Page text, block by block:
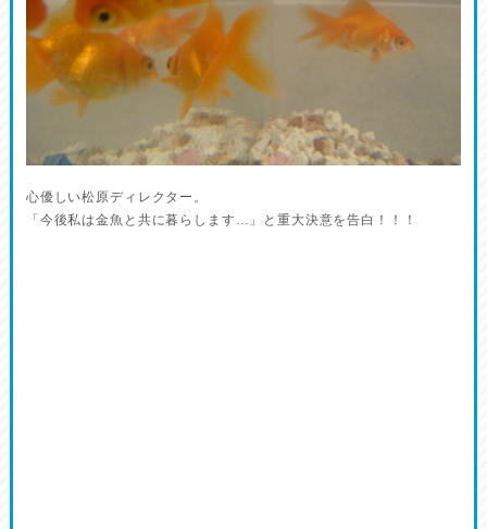
心優しい松原ディレクター。
「今後私は金魚と共に暮らします…」と重大決意を告白！！！